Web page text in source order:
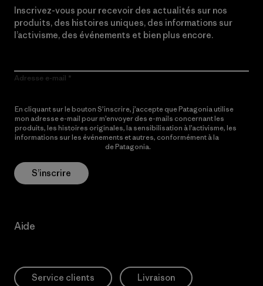
Inscrivez-vous pour recevoir des actualités sur nos
produits, des histoires uniques, des informations sur
l’activisme, des événements et bien plus encore.
Adresse e-mail
En cliquant sur le bouton S’inscrire, j’accepte que Patagonia utilise
mon adresse e-mail pour m’envoyer des e-mails concernant les
produits, les histoires originales, la sensibilisation à l’activisme, les
informations sur les événements et autres, conformément à la
de Patagonia.
S’inscrire
Aide
Service clients Livraison